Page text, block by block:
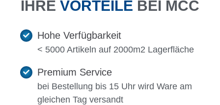
IHRE VORTEILE BEI MCC
Hohe Verfügbarkeit
< 5000 Artikeln auf 2000m2 Lagerfläche
Premium Service
bei Bestellung bis 15 Uhr wird Ware am
gleichen Tag versandt